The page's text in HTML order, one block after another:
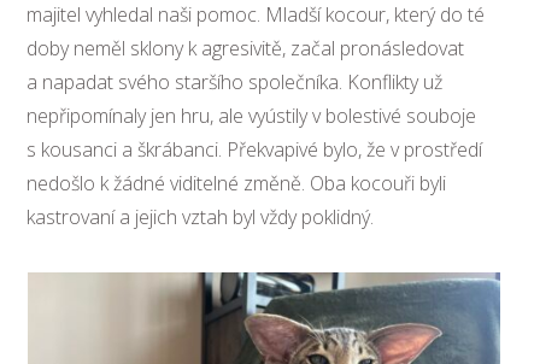
majitel vyhledal naši pomoc. Mladší kocour, který do té
doby neměl sklony k agresivitě, začal pronásledovat
a napadat svého staršího společníka. Konflikty už
nepřipomínaly jen hru, ale vyústily v bolestivé souboje
s kousanci a škrábanci. Překvapivé bylo, že v prostředí
nedošlo k žádné viditelné změně. Oba kocouři byli
kastrovaní a jejich vztah byl vždy poklidný.